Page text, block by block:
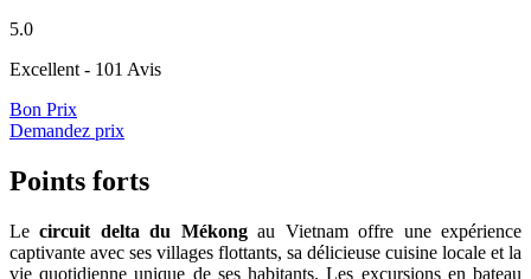
5.0
Excellent - 101 Avis
Bon Prix
Demandez prix
Points forts
Lecircuit delta du Mékongau Vietnam offre une expérience
captivante avec ses villages flottants, sa délicieuse cuisine locale et la
vie quotidienne unique de ses habitants. Les excursions en bateau